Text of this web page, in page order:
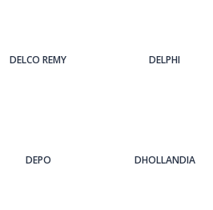
DELCO REMY DELPHI
DEPO DHOLLANDIA